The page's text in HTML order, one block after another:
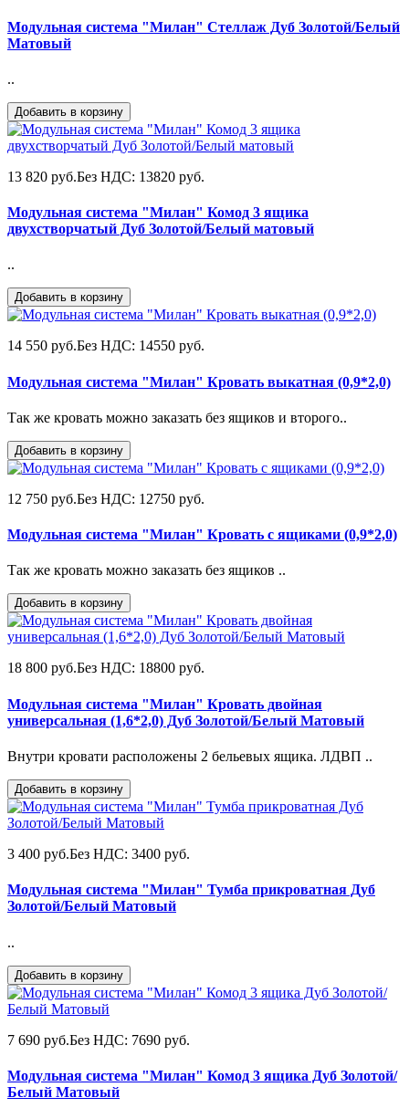
Модульная система "Милан" Стеллаж Дуб Золотой/Белый
Матовый
..
Добавить в корзину
13 820 руб.Без НДС: 13820 руб.
Модульная система "Милан" Комод 3 ящика
двухстворчатый Дуб Золотой/Белый матовый
..
Добавить в корзину
14 550 руб.Без НДС: 14550 руб.
Модульная система "Милан" Кровать выкатная (0,9*2,0)
Так же кровать можно заказать без ящиков и второго..
Добавить в корзину
12 750 руб.Без НДС: 12750 руб.
Модульная система "Милан" Кровать с ящиками (0,9*2,0)
Так же кровать можно заказать без ящиков ..
Добавить в корзину
18 800 руб.Без НДС: 18800 руб.
Модульная система "Милан" Кровать двойная
универсальная (1,6*2,0) Дуб Золотой/Белый Матовый
Внутри кровати расположены 2 бельевых ящика. ЛДВП ..
Добавить в корзину
3 400 руб.Без НДС: 3400 руб.
Модульная система "Милан" Тумба прикроватная Дуб
Золотой/Белый Матовый
..
Добавить в корзину
7 690 руб.Без НДС: 7690 руб.
Модульная система "Милан" Комод 3 ящика Дуб Золотой/
Белый Матовый